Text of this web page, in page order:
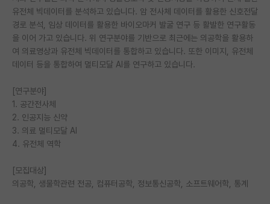
취업 게시판
임용 후기 게시판
PI 전용 게시판
특수/전문대학원 게시판
반도체/AI 게시판
학술 정보 게시판
유전체 빅데이터를 분석하고 있습니다. 암 전사체 데이터를 활용한 신호전달
경로 분석, 임상 데이터를 활용한 바이오마커 발굴 연구 등 활발한 연구활동
을 이어 가고 있습니다. 위 연구분야를 기반으로 최근에는 의공학을 활용하
여 의료영상과 유전체 빅데이터를 통합하고 있습니다. 또한 이미지, 유전체
데이터 등을 통합하여 멀티모달 AI를 연구하고 있습니다.
[연구분야]
1. 공간전사체
2. 인공지능 신약
3. 의료 멀티모달 AI
4. 유전체 역학
[모집대상]
의공학, 생물학관련 전공, 컴퓨터공학, 정보통신공학, 소프트웨어학, 통계